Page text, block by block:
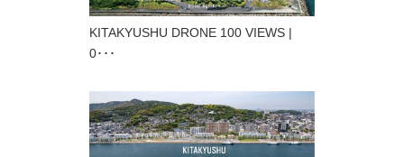
KITAKYUSHU DRONE 100 VIEWS |
0･･･